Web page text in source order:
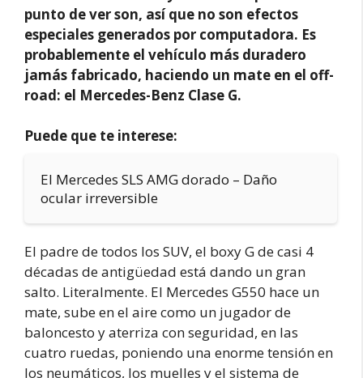
punto de ver son, así que no son efectos
especiales generados por computadora. Es
probablemente el vehículo más duradero
jamás fabricado, haciendo un mate en el off-
road: el Mercedes-Benz Clase G.
Puede que te interese:
El Mercedes SLS AMG dorado – Daño
ocular irreversible
El padre de todos los SUV, el boxy G de casi 4
décadas de antigüedad está dando un gran
salto. Literalmente. El Mercedes G550 hace un
mate, sube en el aire como un jugador de
baloncesto y aterriza con seguridad, en las
cuatro ruedas, poniendo una enorme tensión en
los neumáticos, los muelles y el sistema de